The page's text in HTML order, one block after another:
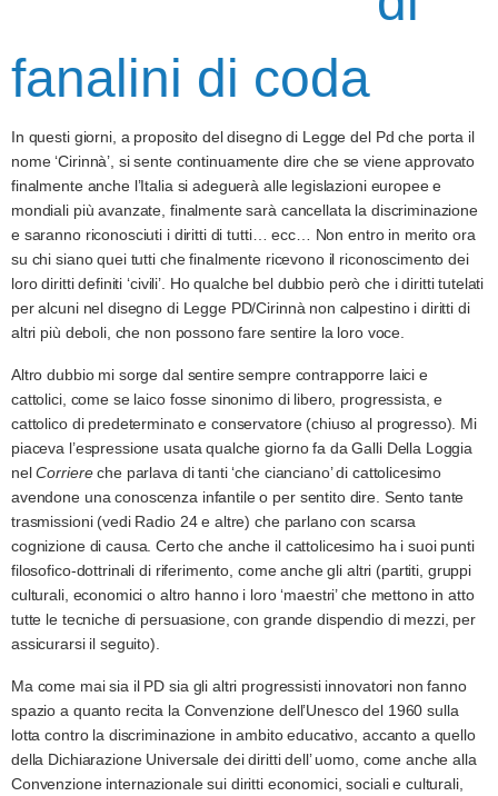
fanalini di coda
In questi giorni, a proposito del disegno di Legge del Pd che porta il
nome ‘Cirinnà’, si sente continuamente dire che se viene approvato
finalmente anche l’Italia si adeguerà alle legislazioni europee e
mondiali più avanzate, finalmente sarà cancellata la discriminazione
e saranno riconosciuti i diritti di tutti… ecc… Non entro in merito ora
su chi siano quei tutti che finalmente ricevono il riconoscimento dei
loro diritti definiti ‘civili’. Ho qualche bel dubbio però che i diritti tutelati
per alcuni nel disegno di Legge PD/Cirinnà non calpestino i diritti di
altri più deboli, che non possono fare sentire la loro voce.
Altro dubbio mi sorge dal sentire sempre contrapporre laici e
cattolici, come se laico fosse sinonimo di libero, progressista, e
cattolico di predeterminato e conservatore (chiuso al progresso). Mi
piaceva l’espressione usata qualche giorno fa da Galli Della Loggia
nelCorriereche parlava di tanti ‘che cianciano’ di cattolicesimo
avendone una conoscenza infantile o per sentito dire. Sento tante
trasmissioni (vedi Radio 24 e altre) che parlano con scarsa
cognizione di causa. Certo che anche il cattolicesimo ha i suoi punti
filosofico-dottrinali di riferimento, come anche gli altri (partiti, gruppi
culturali, economici o altro hanno i loro ‘maestri’ che mettono in atto
tutte le tecniche di persuasione, con grande dispendio di mezzi, per
assicurarsi il seguito).
Ma come mai sia il PD sia gli altri progressisti innovatori non fanno
spazio a quanto recita la Convenzione dell’Unesco del 1960 sulla
lotta contro la discriminazione in ambito educativo, accanto a quello
della Dichiarazione Universale dei diritti dell’ uomo, come anche alla
Convenzione internazionale sui diritti economici, sociali e culturali,